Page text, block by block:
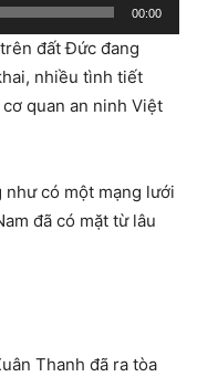
00:00
đất Đức đang
nhiều tình tiết
quan an ninh Việt
có một mạng lưới
đã có mặt từ lâu
Thanh đã ra tòa